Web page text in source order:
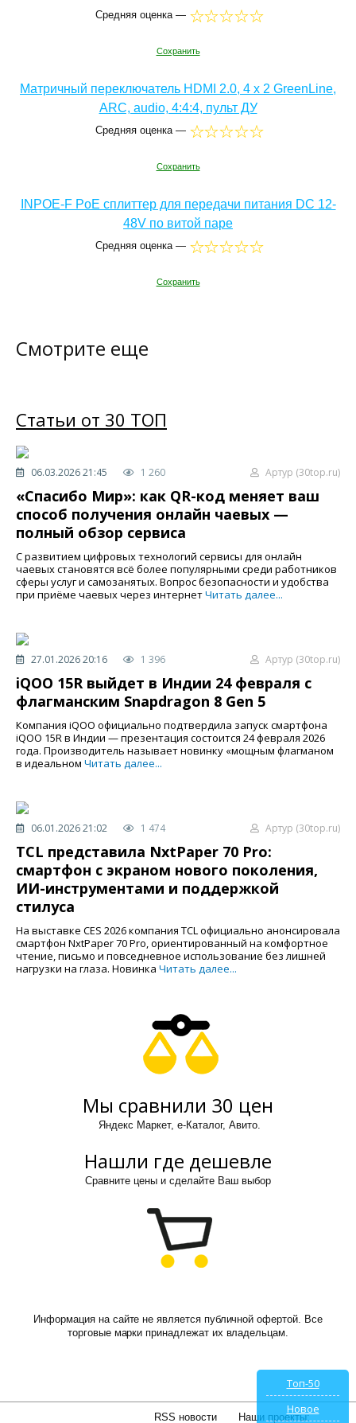
Средняя оценка —
Сохранить
Матричный переключатель HDMI 2.0, 4 x 2 GreenLine,
ARC, audio, 4:4:4, пульт ДУ
Средняя оценка —
Сохранить
INPOE-F PoE сплиттер для передачи питания DC 12-
48V по витой паре
Средняя оценка —
Сохранить
Смотрите еще
Статьи от 30 ТОП
06.03.2026 21:45 1 260 Артур (30top.ru)
«Спасибо Мир»: как QR-код меняет ваш
способ получения онлайн чаевых —
полный обзор сервиса
С развитием цифровых технологий сервисы для онлайн
чаевых становятся всё более популярными среди работников
сферы услуг и самозанятых. Вопрос безопасности и удобства
при приёме чаевых через интернетЧитать далее...
27.01.2026 20:16 1 396 Артур (30top.ru)
iQOO 15R выйдет в Индии 24 февраля с
флагманским Snapdragon 8 Gen 5
Компания iQOO официально подтвердила запуск смартфона
iQOO 15R в Индии — презентация состоится 24 февраля 2026
года. Производитель называет новинку «мощным флагманом
в идеальном Читать далее...
06.01.2026 21:02 1 474 Артур (30top.ru)
TCL представила NxtPaper 70 Pro:
смартфон с экраном нового поколения,
ИИ-инструментами и поддержкой
стилуса
На выставке CES 2026 компания TCL официально анонсировала
смартфон NxtPaper 70 Pro, ориентированный на комфортное
чтение, письмо и повседневное использование без лишней
нагрузки на глаза. Новинка Читать далее...
Мы сравнили 30 цен
Яндекс Маркет, е-Каталог, Авито.
Нашли где дешевле
Сравните цены и сделайте Ваш выбор
Информация на сайте не является публичной офертой. Все
торговые марки принадлежат их владельцам.
RSS новости Наши проекты:
Топ-50
Новое